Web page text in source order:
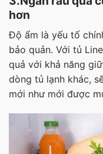
hơn
Độ ẩm là yếu tố
bảo quản. Với tủ
quả với khả năng
dòng tủ lạnh khác,
mới như mới được